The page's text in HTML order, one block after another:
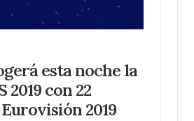
esta noche la
2019 con 22
2019